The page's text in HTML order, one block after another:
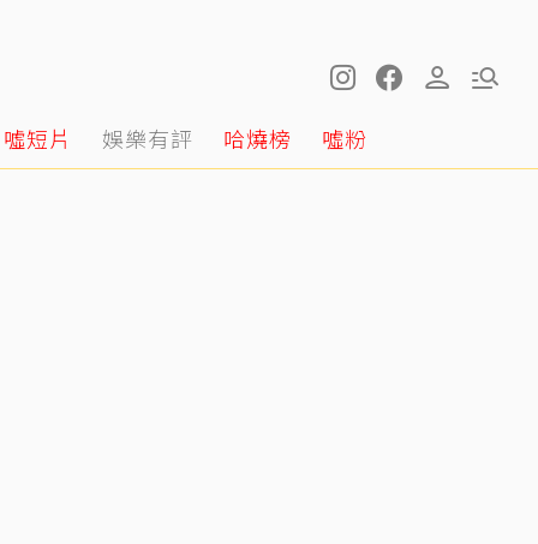
噓短片 娛樂有評 哈燒榜 噓粉